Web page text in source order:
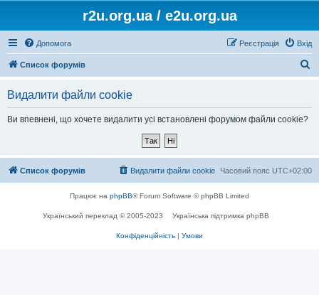
r2u.org.ua / e2u.org.ua
Допомога Вхід
Реєстрація
Список форумів
Видалити файли cookie
Ви впевнені, що хочете видалити усі встановлені форумом файли cookie?
Список форумів Часовий пояс UTC+02:00
Видалити файли cookie
Працює на phpBB® Forum Software © phpBB Limited
Український переклад © 2005-2023 Українська підтримка phpBB
Конфіденційність | Умови